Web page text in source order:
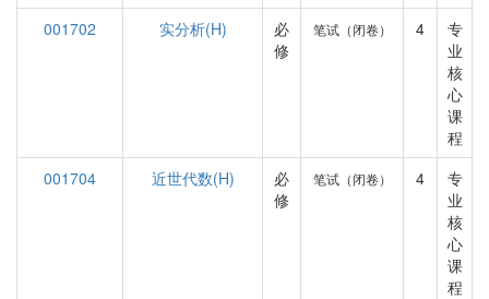
001702
实分析(H)
必
修
笔试（闭卷） 4
专
业
核
心
课
程
001704
近世代数(H)
必
修
笔试（闭卷） 4
专
业
核
心
课
程